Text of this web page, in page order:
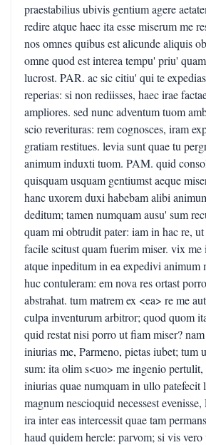
praestabilius ubivis gentium agere
redire atque haec ita esse miserum me
nos omnes quibus est alicunde aliquis
omne quod est interea tempu' priu'
lucrost. PAR. ac sic citiu' qui te
reperias: si non rediisses, haec irae
ampliores. sed nunc adventum tuom
scio reverituras: rem cognosces, iram
gratiam restitues. levia sunt quae tu
animum induxti tuom. PAM. quid
quisquam usquam gentiumst aeque
hanc uxorem duxi habebam alibi
deditum; tamen numquam ausu' sum
quam mi obtrudit pater: iam in hac re,
facile scitust quam fuerim miser. vix
atque inpeditum in ea expedivi animum
huc contuleram: em nova res ortast
abstrahat. tum matrem ex <ea> re me
culpa inventurum arbitror; quod quom
quid restat nisi porro ut fiam miser?
iniurias me, Parmeno, pietas iubet; tum
sum: ita olim s<uo> me ingenio pertulit,
iniurias quae numquam in ullo patefecit
magnum nescioquid necessest
ira inter eas intercessit quae tam
haud quidem hercle: parvom; si vis vero